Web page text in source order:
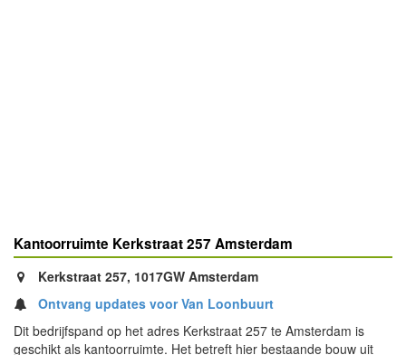
Kantoorruimte Kerkstraat 257 Amsterdam
Kerkstraat 257, 1017GW Amsterdam
Ontvang updates voor Van Loonbuurt
Dit bedrijfspand op het adres Kerkstraat 257 te Amsterdam is
geschikt als kantoorruimte. Het betreft hier bestaande bouw uit